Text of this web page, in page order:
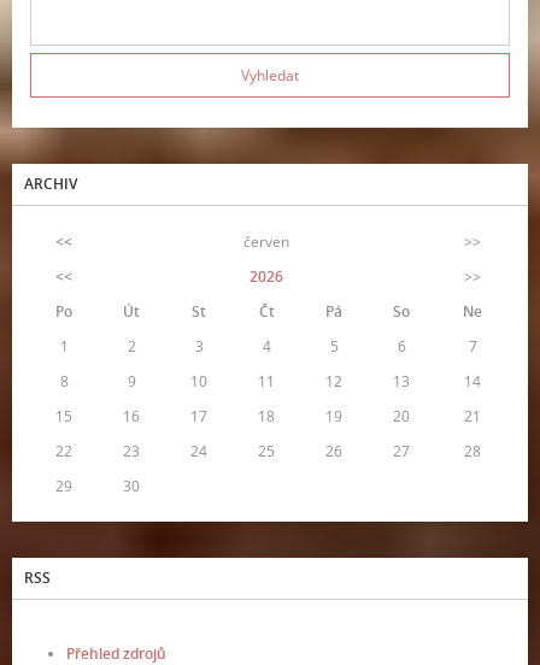
ARCHIV
<< červen
>>
<<
2026
>>
Po
Út St Čt Pá So
Ne
1
2 3 4 5 6
7
8
9 10 11 12 13
14
15
16 17 18 19 20
21
22
23 24 25 26 27
28
29
30
RSS
Přehled zdrojů